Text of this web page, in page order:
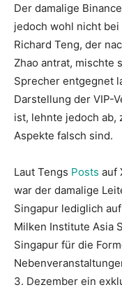
Der damalige
jedoch wohl nicht
Richard Teng, der
Zhao antrat, mischte
Sprecher entgegnet
Darstellung der VIP-
ist, lehnte jedoch ab,
Aspekte falsch sind.
Laut Tengs Posts auf
war der damalige
Singapur lediglich
Milken Institute Asia
Singapur für die
3. Dezember ein